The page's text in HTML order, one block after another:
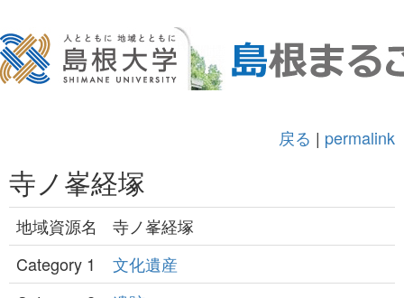
戻る | permalink
寺ノ峯経塚
地域資源名
寺ノ峯経塚
Category 1
文化遺産